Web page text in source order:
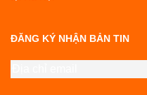
ĐĂNG KÝ NHẬN BẢN TIN